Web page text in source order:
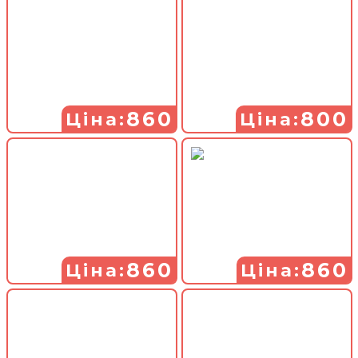
Ціна:860 Ціна:800
Ціна:860 Ціна:860